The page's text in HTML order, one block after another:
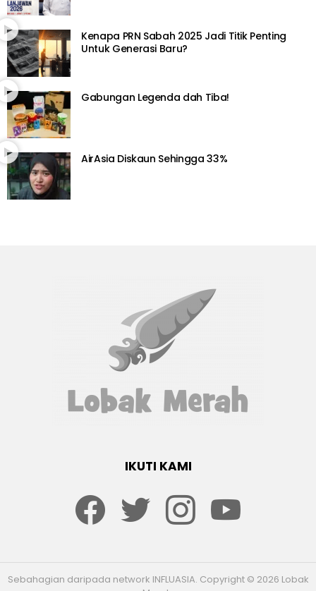
Kenapa PRN Sabah 2025 Jadi Titik Penting
Untuk Generasi Baru?
Gabungan Legenda dah Tiba!
AirAsia Diskaun Sehingga 33%
IKUTI KAMI
Sebahagian daripada network INFLUASIA. Copyright © 2026 Lobak